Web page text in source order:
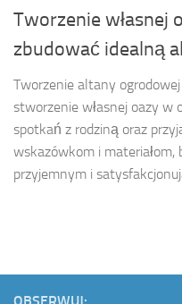
Tworzenie własnej
zbudować idealną
Tworzenie altany
stworzenie własnej oazy w
spotkań z rodziną oraz
wskazówkom i
przyjemnym i